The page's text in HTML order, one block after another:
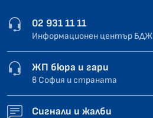
02 931 11 11
Информационен център БДЖ
ЖП бюра и гари
в София и страната
Сигнали и жалби